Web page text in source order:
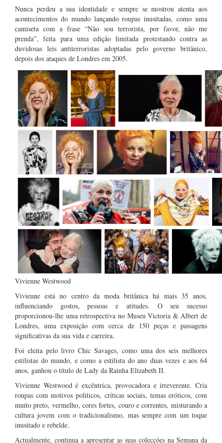
Nunca perdeu a sua identidade e sempre se mostrou atenta aos
acontecimentos do mundo lançando roupas inusitadas, como uma
camiseta com a frase “Não sou terrorista, por favor, não me
prenda”, feita para uma edição limitada protestando contra as
duvidosas leis antiterroristas adoptadas pelo governo britânico,
depois dos ataques de Londres em 2005.
Vivienne Westwood
Vivienne está no centro da moda britânica há mais 35 anos,
influenciando gostos, pessoas e atitudes. O seu sucesso
proporcionou-lhe uma retrospectiva no Museu Victoria & Albert de
Londres, uma exposição com cerca de 150 peças e passagens
significativas da sua vida e carreira.
Foi eleita pelo livro Chic Savages, como uma dos seis melhores
estilistas do mundo, e como a estilista do ano duas vezes e aos 64
anos, ganhou o título de Lady da Rainha Elizabeth II.
Vivienne Westwood é excêntrica, provocadora e irreverente. Cria
roupas com motivos políticos, críticas sociais, temas eróticos, com
muito preto, vermelho, cores fortes, couro e correntes, misturando a
cultura jovem com o tradicionalismo, mas sempre com um toque
inusitado e rebelde.
Actualmente, continua a apresentar as suas colecções na Semana da